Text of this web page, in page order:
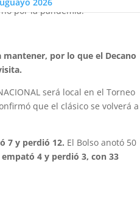
por la pandemia.
por lo que el Decano
será local en el Torneo
que el clásico se volverá a
7 y perdió 12. El Bolso anotó 50
4 y perdió 3, con 33